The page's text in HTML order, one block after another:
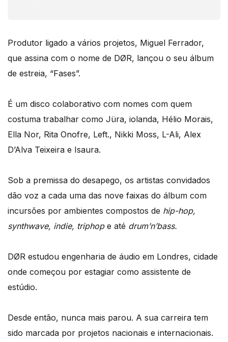
Produtor ligado a vários projetos, Miguel Ferrador,
que assina com o nome de DØR, lançou o seu álbum
de estreia, “Fases”.
É um disco colaborativo com nomes com quem
costuma trabalhar como Jüra, iolanda, Hélio Morais,
Ella Nor, Rita Onofre, Left., Nikki Moss, L-Ali, Alex
D’Alva Teixeira e Isaura.
Sob a premissa do desapego, os artistas convidados
dão voz a cada uma das nove faixas do álbum com
incursões por ambientes compostos de hip-hop,
synthwave, indie, triphope até drum’n’bass.
DØR estudou engenharia de áudio em Londres, cidade
onde começou por estagiar como assistente de
estúdio.
Desde então, nunca mais parou. A sua carreira tem
sido marcada por projetos nacionais e internacionais.